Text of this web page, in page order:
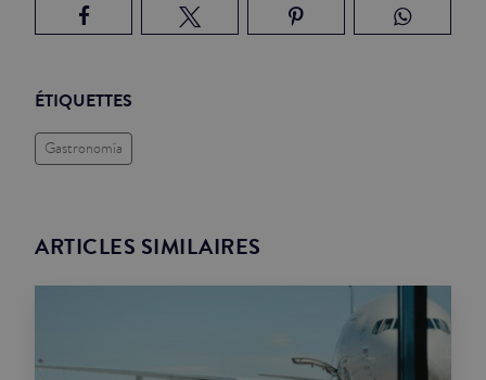
ÉTIQUETTES
Gastronomía
ARTICLES SIMILAIRES